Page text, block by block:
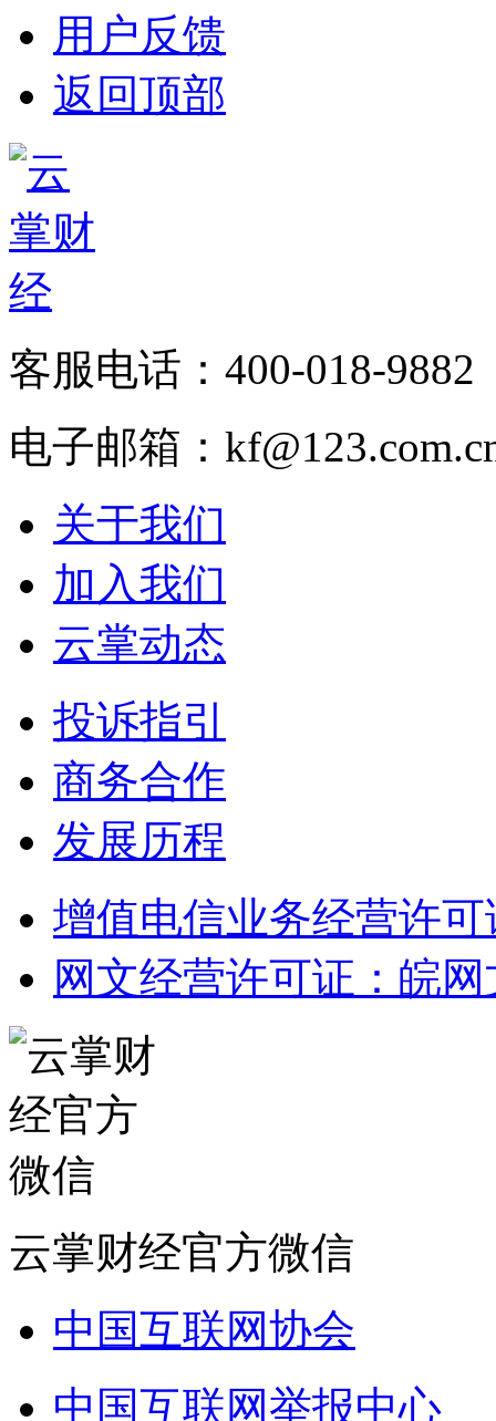
用户反馈
返回顶部
客服电话：400-018-9882
电子邮箱：
关于我们
加入我们
云掌动态
投诉指引
商务合作
发展历程
增值电信业务经营许可
网文经营许可证：皖
云掌财经官方微信
中国互联网协会
中国互联网举报中心